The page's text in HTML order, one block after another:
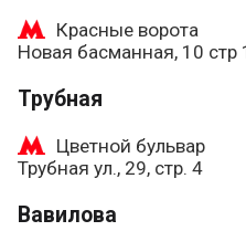
Красные ворота
Новая басманная, 10 стр
Трубная
Цветной бульвар
Трубная ул., 29, стр. 4
Вавилова